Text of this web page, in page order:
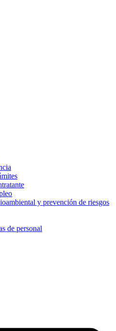
y prevención de riesgos
de personal